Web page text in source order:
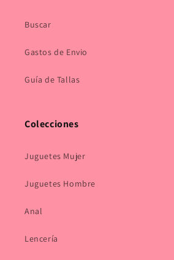
Buscar
Gastos de Envio
Guía de Tallas
Colecciones
Juguetes Mujer
Juguetes Hombre
Anal
Lencería